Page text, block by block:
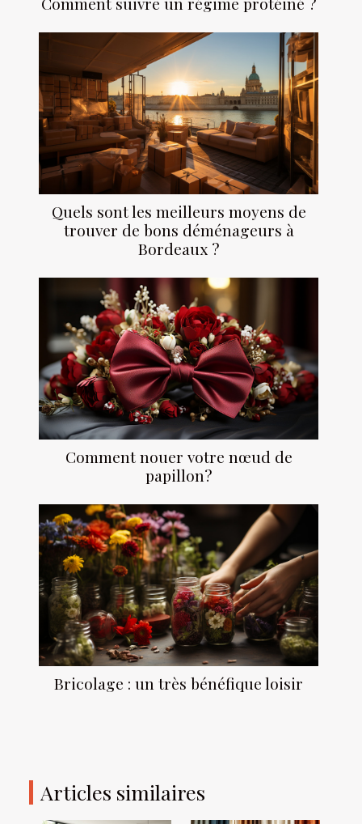
Quels sont les meilleurs moyens de
trouver de bons déménageurs à
Bordeaux ?
Comment nouer votre nœud de
papillon?
Bricolage : un très bénéfique loisir
Articles similaires